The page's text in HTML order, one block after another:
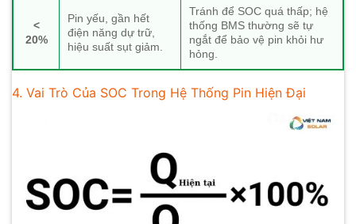
<
20%
Pin yếu, gần hết
điện năng dự trữ,
hiệu suất sụt giảm.
Tránh để SOC quá thấp; hệ
thống BMS thường sẽ tự
ngắt để bảo vệ pin khỏi hư
hỏng.
4. Vai Trò Của SOC Trong Hệ Thống Pin Hiện Đại